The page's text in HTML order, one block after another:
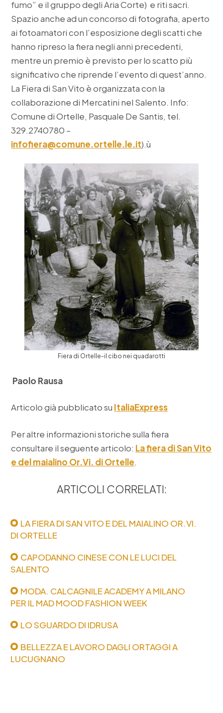
fumo” e il gruppo degli Aria Corte) e riti sacri.
Spazio anche ad un concorso di fotografia, aperto
ai fotoamatori con l’esposizione degli scatti che
hanno ripreso la fiera negli anni precedenti,
mentre un premio è previsto per lo scatto più
significativo che riprende l’evento di quest’anno.
La Fiera di San Vito è organizzata con la
collaborazione di Mercatini nel Salento. Info:
Comune di Ortelle, Pasquale De Santis, tel.
329.2740780 –
infofiera@comune.ortelle.le.it).ù
Fiera di Ortelle-il cibo nei quadarotti
Paolo Rausa
Articolo già pubblicato su ItaliaExpress
Per altre informazioni storiche sulla fiera
consultare il seguente articolo: La fiera di San Vito
e del maialino Or.Vi. di Ortelle.
ARTICOLI CORRELATI:
LA FIERA DI SAN VITO E DEL MAIALINO OR.VI.
DI ORTELLE
CAPODANNO CINESE CON LE LUCI DEL
SALENTO
MODA. CALCAGNILE ACADEMY A MILANO
PER IL MAD MOOD FASHION WEEK
LO SGUARDO DI IDRUSA
BELLEZZA E LAVORO DAGLI ORTAGGI A
LUCUGNANO